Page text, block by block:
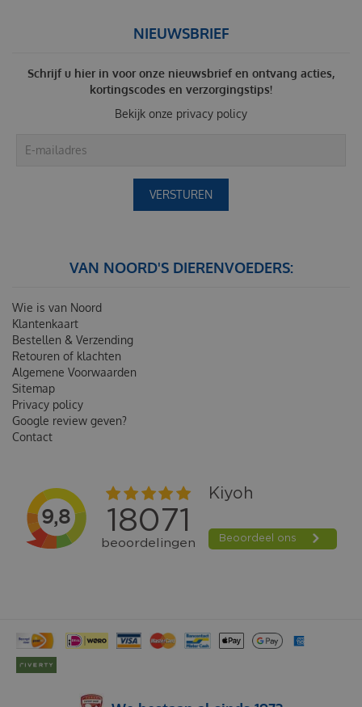
NIEUWSBRIEF
Schrijf u hier in voor onze nieuwsbrief en ontvang acties,
kortingscodes en verzorgingstips!
Bekijk onze privacy policy
VAN NOORD'S DIERENVOEDERS:
Wie is van Noord
Klantenkaart
Bestellen & Verzending
Retouren of klachten
Algemene Voorwaarden
Sitemap
Privacy policy
Google review geven?
Contact